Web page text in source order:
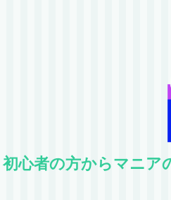
初心者の方からマニア